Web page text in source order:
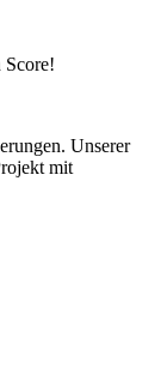
Score!
Unserer
mit